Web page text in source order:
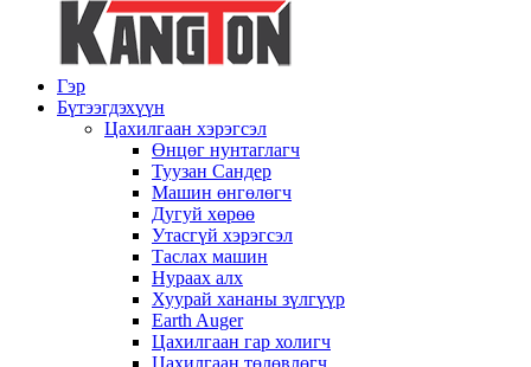
Гэр
Бүтээгдэхүүн
Цахилгаан хэрэгсэл
Өнцөг нунтаглагч
Туузан Сандер
Машин өнгөлөгч
Дугуй хөрөө
Утасгүй хэрэгсэл
Таслах машин
Нураах алх
Хуурай хананы зүлгүүр
Earth Auger
Цахилгаан гар холигч
Цахилгаан төлөвлөгч